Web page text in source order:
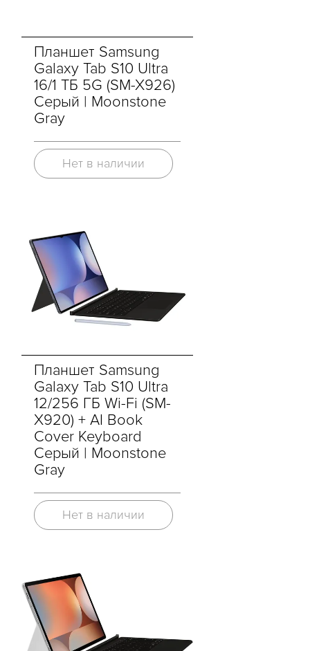
Планшет Samsung
Galaxy Tab S10 Ultra
16/1 ТБ 5G (SM-X926)
Серый | Moonstone
Gray
Нет в наличии
Планшет Samsung
Galaxy Tab S10 Ultra
12/256 ГБ Wi-Fi (SM-
X920) + AI Book
Cover Keyboard
Серый | Moonstone
Gray
Нет в наличии